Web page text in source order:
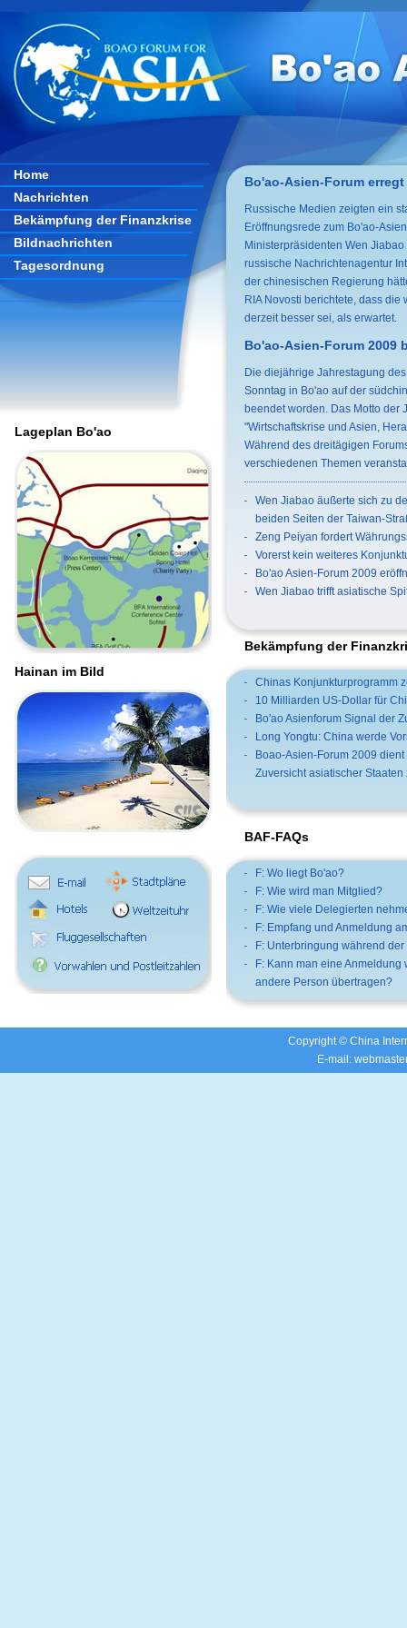
Home
Nachrichten
Bekämpfung der Finanzkrise
Bildnachrichten
Tagesordnung
Lageplan Bo'ao
Hainan im Bild
Bo'ao-Asien-Forum
Russische Medien zeigten ein
Eröffnungsrede zum Bo'ao-
Ministerpräsidenten Wen
russische Nachrichtenagentur
der chinesischen Regierung
RIA Novosti berichtete, dass
derzeit besser sei, als erwartet.
Bo'ao-Asien-Forum 2009
Die diejährige Jahrestagung
Sonntag in Bo'ao auf der
beendet worden. Das Motto der
"Wirtschaftskrise und Asien,
Während des dreitägigen
verschiedenen Themen
Wen Jiabao äußerte sich zu
beiden Seiten der Taiwan-
Zeng Peiyan fordert
Vorerst kein weiteres
Bo'ao Asien-Forum 2009
Wen Jiabao trifft asiatische
Bekämpfung der
Chinas Konjunkturprogramm
10 Milliarden US-Dollar für
Bo'ao Asienforum Signal der
Long Yongtu: China werde
Boao-Asien-Forum 2009
Zuversicht asiatischer
BAF-FAQs
F: Wo liegt Bo'ao?
F: Wie wird man Mitglied?
F: Wie viele Delegierten
F: Empfang und Anmeldung
F: Unterbringung während
F: Kann man eine
andere Person übertragen?
Copyright © China
E-mail: